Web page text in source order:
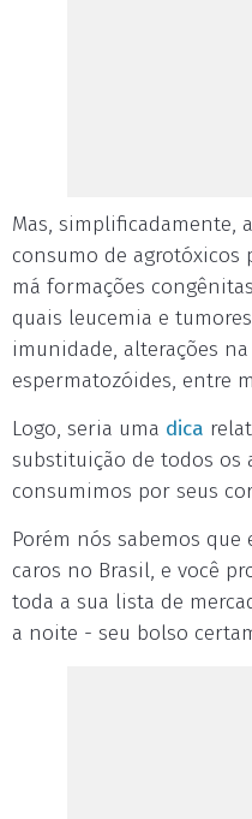
Mas, simplificadamente,
consumo de agrotóxicos
má formações
quais leucemia e
imunidade, alterações
espermatozóides, entre
Logo, seria uma dica
substituição de todos os
consumimos por seus
Porém nós sabemos
caros no Brasil, e você
toda a sua lista de
a noite - seu bolso